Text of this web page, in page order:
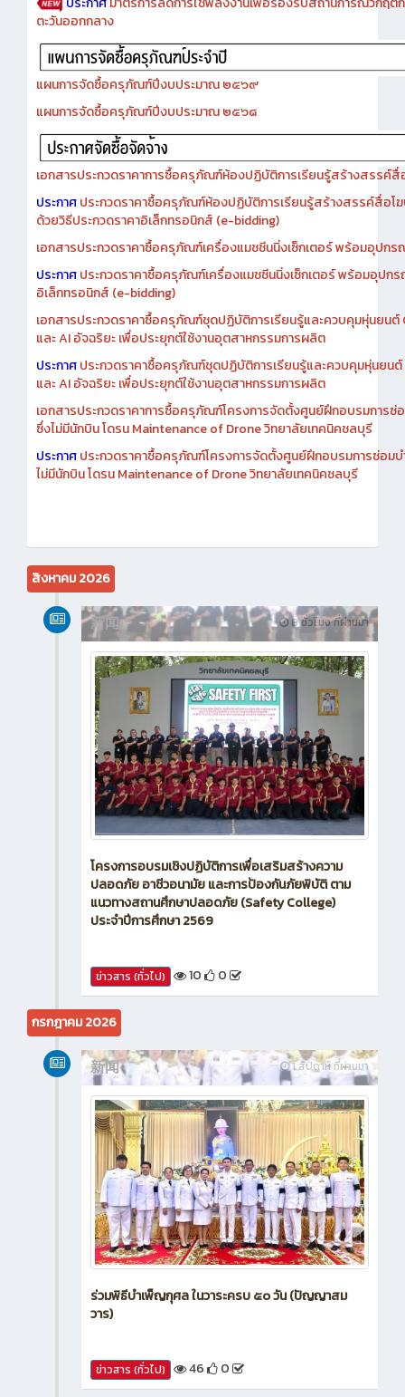
ตะวันออกกลาง
แผนการจัดซื้อครุภัณฑ์ปีงบประมาณ ๒๕๖๙
แผนการจัดซื้อครุภัณฑ์ปีงบประมาณ ๒๕๖๘
เอกสารประกวดราคาการซื้อครุภัณฑ์ห้องปฏิบัติการเรียนรู้สร้างสรรค์
ประกาศประกวดราคาซื้อครุภัณฑ์ห้องปฏิบัติการเรียนรู้สร้างสรรค์สื่อโ
ด้วยวิธีประกวดราคาอิเล็กทรอนิกส์ (e-bidding)
เอกสารประกวดราคาซื้อครุภัณฑ์เครื่องแมชชีนนิ่งเซ็กเตอร์ พร้อมอุปก
ประกาศประกวดราคาซื้อครุภัณฑ์เครื่องแมชชีนนิ่งเซ็กเตอร์ พร้อมอุปก
อิเล็กทรอนิกส์ (e-bidding)
เอกสารประกวดราคาซื้อครุภัณฑ์ชุดปฏิบัติการเรียนรู้และควบคุมหุ่นยน
และ AI อัจฉริยะ เพื่อประยุกต์ใช้งานอุตสาหกรรมการผลิต
ประกาศประกวดราคาซื้อครุภัณฑ์ชุดปฏิบัติการเรียนรู้และควบคุมหุ่นยน
และ AI อัจฉริยะ เพื่อประยุกต์ใช้งานอุตสาหกรรมการผลิต
เอกสารประกวดราคาการซื้อครุภัณฑ์โครงการจัดตั้งศูนย์ฝึกอบรมการซ่
ซึ่งไม่มีนักบิน โดรน Maintenance of Drone วิทยาลัยเทคนิคชลบุรี
ประกาศประกวดราคาซื้อครุภัณฑ์โครงการจัดตั้งศูนย์ฝึกอบรมการซ่อมบ
ไม่มีนักบิน โดรน Maintenance of Drone วิทยาลัยเทคนิคชลบุรี
สิงหาคม 2026
8 ชั่วโมง ที่ผ่านมา
新闻
โครงการอบรมเชิงปฏิบัติการเพื่อเสริมสร้างความ
ปลอดภัย อาชีวอนามัย และการป้องกันภัยพิบัติ ตาม
แนวทางสถานศึกษาปลอดภัย (Safety College)
ประจำปีการศึกษา 2569
ข่าวสาร (ทั่วไป) 10 0
กรกฎาคม 2026
1 สัปดาห์ ที่ผ่านมา
新闻
ร่วมพิธีบำเพ็ญกุศล ในวาระครบ ๕๐ วัน (ปัญญาสม
วาร)
ข่าวสาร (ทั่วไป) 46 0